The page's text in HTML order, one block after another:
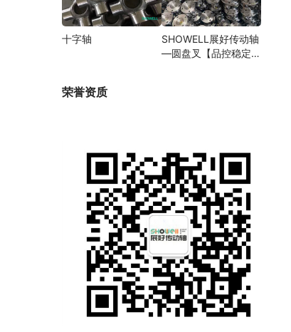
十字轴
SHOWELL展好传动轴
—圆盘叉【品控稳定，
荣誉资质